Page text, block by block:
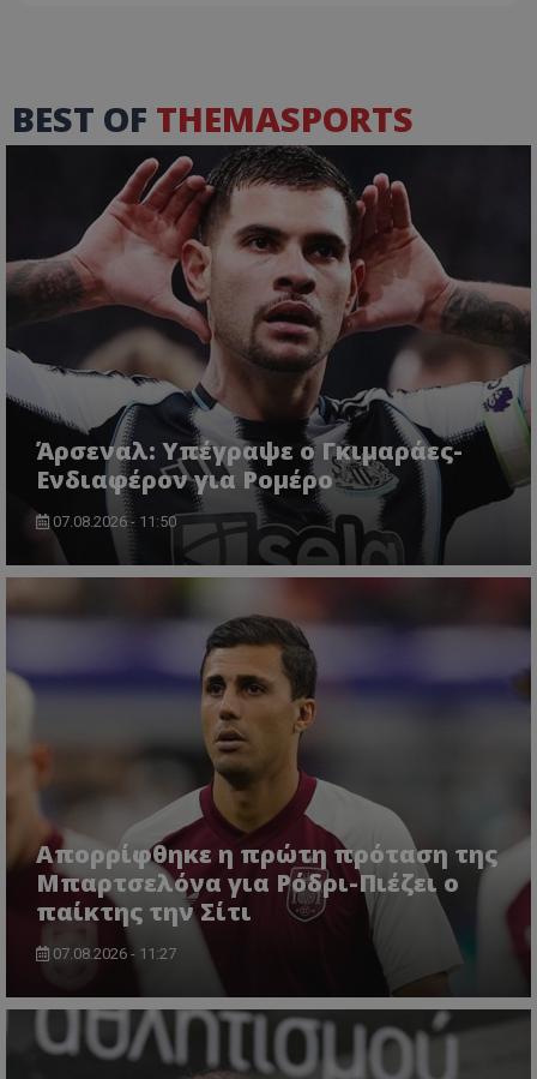
BEST OF THEMASPORTS
Άρσεναλ: Υπέγραψε ο Γκιμαράες-
Ενδιαφέρον για Ρομέρο
07.08.2026 - 11:50
Απορρίφθηκε η πρώτη πρόταση της
Μπαρτσελόνα για Ρόδρι-Πιέζει ο
παίκτης την Σίτι
07.08.2026 - 11:27